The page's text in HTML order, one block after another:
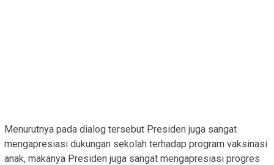
Menurutnya pada dialog tersebut Presiden juga sangat
mengapresiasi dukungan sekolah terhadap program vaksinasi
anak, makanya Presiden juga sangat mengapresiasi progres